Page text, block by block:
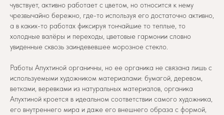
чувствует, активно работает с цветом, но относится к нему
чрезвычайно бережно, где-то используя его достаточно активно,
а в каких-то работах фиксируя тончайшие то теплые, то
холодные валёры и переходы, цветовые гармонии словно
увиденные сквозь заиндевевшее морозное стекло.
Работы Апухтиной органичны, но ее органика не связана лишь с
используемыми художником материалами: бумагой, деревом,
ветками, веревками из натуральных материалов, органика
Апухтиной кроется в идеальном соответствии самого художника,
его внутреннего мира и даже его внешнего образа с формой,